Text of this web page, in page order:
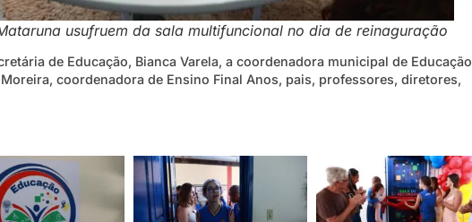
usufruem da sala multifuncional no dia de reinaguração
de Educação, Bianca Varela, a coordenadora municipal de Educação
coordenadora de Ensino Final Anos, pais, professores, diretores,